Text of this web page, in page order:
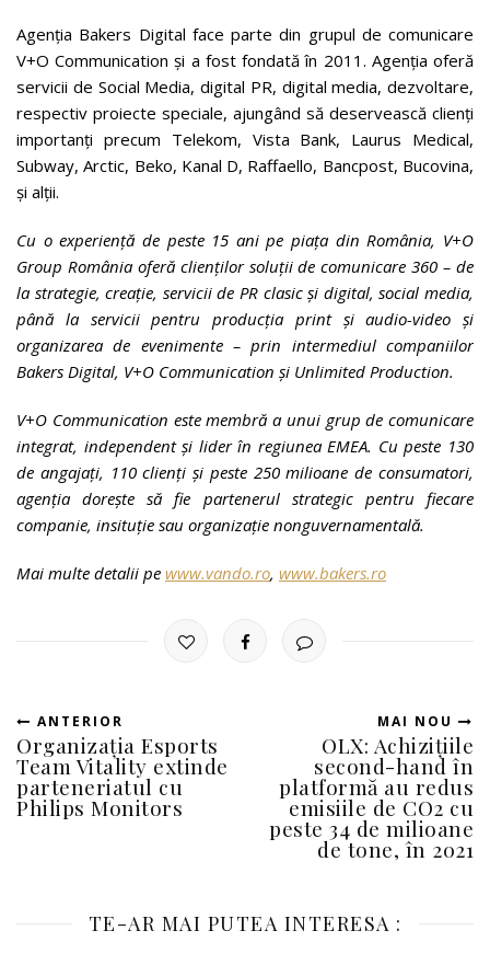
Agenţia Bakers Digital face parte din grupul de comunicare
V+O Communication şi a fost fondată în 2011. Agenţia oferă
servicii de Social Media, digital PR, digital media, dezvoltare,
respectiv proiecte speciale, ajungând să deservească clienţi
importanţi precum Telekom, Vista Bank, Laurus Medical,
Subway, Arctic, Beko, Kanal D, Raffaello, Bancpost, Bucovina,
şi alţii.
Cu o experiență de peste 15 ani pe piața din România, V+O
Group România oferă clienților soluții de comunicare 360 – de
la strategie, creație, servicii de PR clasic și digital, social media,
până la servicii pentru producția print și audio-video și
organizarea de evenimente – prin intermediul companiilor
Bakers Digital, V+O Communication și Unlimited Production.
V+O Communication este membră a unui grup de comunicare
integrat, independent și lider în regiunea EMEA. Cu peste 130
de angajați, 110 clienți și peste 250 milioane de consumatori,
agenția dorește să fie partenerul strategic pentru fiecare
companie, insituție sau organizație nonguvernamentală.
Mai multe detalii pe www.vando.ro, www.bakers.ro
ANTERIOR
Organizația Esports
Team Vitality extinde
parteneriatul cu
Philips Monitors
MAI NOU
OLX: Achizițiile
second-hand în
platformă au redus
emisiile de CO2 cu
peste 34 de milioane
de tone, în 2021
TE-AR MAI PUTEA INTERESA :